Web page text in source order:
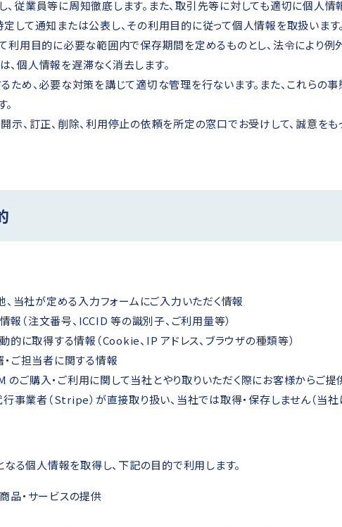
従業員等に周知徹底します。また、取引先等に対しても適切に個人情
して通知または公表し、その利用目的に従って個人情報を取扱います。
利用目的に必要な範囲内で保存期間を定めるものとし、法令により例
個人情報を遅滞なく消去します。
ため、必要な対策を講じて適切な管理を行ないます。また、これら
、訂正、削除、利用停止の依頼を所定の窓口でお受けして、誠意をも
、当社が定める入力フォームにご入力いただく情報
（注文番号、ICCID 等の識別子、ご利用量等）
的に取得する情報（Cookie、IP アドレス、ブラウザの種類等）
ご担当者に関する情報
のご購入・ご利用に関して当社とやり取りいただく際にお客様からご提
業者（Stripe）が直接取り扱い、当社では取得・保存しません（当社
る個人情報を取得し、下記の目的で利用します。
品・サービスの提供